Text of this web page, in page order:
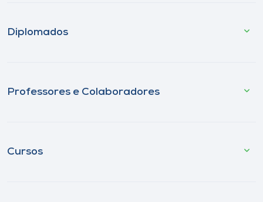
Diplomados
Professores e Colaboradores
Cursos